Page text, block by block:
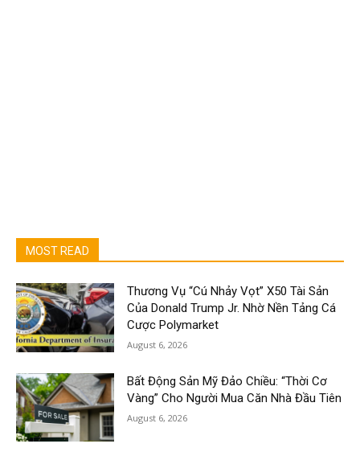
MOST READ
Thương Vụ “Cú Nhảy Vọt” X50 Tài Sản
Của Donald Trump Jr. Nhờ Nền Tảng Cá
Cược Polymarket
August 6, 2026
Bất Động Sản Mỹ Đảo Chiều: “Thời Cơ
Vàng” Cho Người Mua Căn Nhà Đầu Tiên
August 6, 2026